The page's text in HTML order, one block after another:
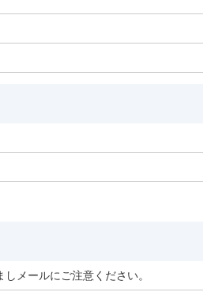
メールにご注意ください。